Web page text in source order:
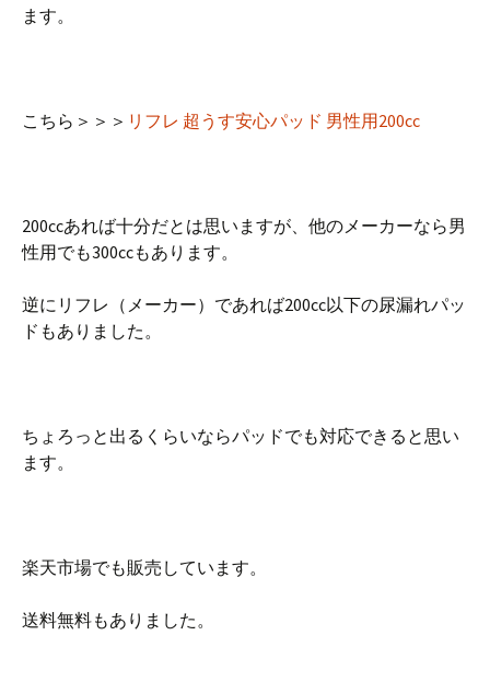
ます。
こちら＞＞＞ リフレ 超うす安心パッド 男性用200cc
200ccあれば十分だとは思いますが、他のメーカーなら男
性用でも300ccもあります。
逆にリフレ（メーカー）であれば200cc以下の尿漏れパッ
ドもありました。
ちょろっと出るくらいならパッドでも対応できると思い
ます。
楽天市場でも販売しています。
送料無料もありました。